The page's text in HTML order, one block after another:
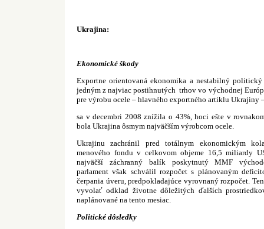
Ukrajina:
Ekonomické škody
Exportne orientovaná ekonomika a nestabilný
jedným z najviac postihnutých trhov vo východnej
pre výrobu ocele – hlavného exportného artiklu Ukrajiny
sa v decembri 2008 znížila o 43%, hoci ešte v
bola Ukrajina ôsmym najväčším výrobcom ocele.
Ukrajinu zachránil pred totálnym ekonomickým
menového fondu v celkovom objeme 16,5 miliardy
najväčší záchranný balík poskytnutý MMF
parlament však schválil rozpočet s plánovaným
čerpania úveru, predpokladajúce vyrovnaný rozpočet.
vyvolať odklad životne dôležitých ďalších
naplánované na tento mesiac.
Politické dôsledky